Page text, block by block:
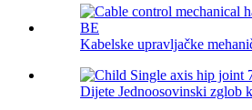
Kabelske upravljačke
Dijete Jednoosovinski zglob